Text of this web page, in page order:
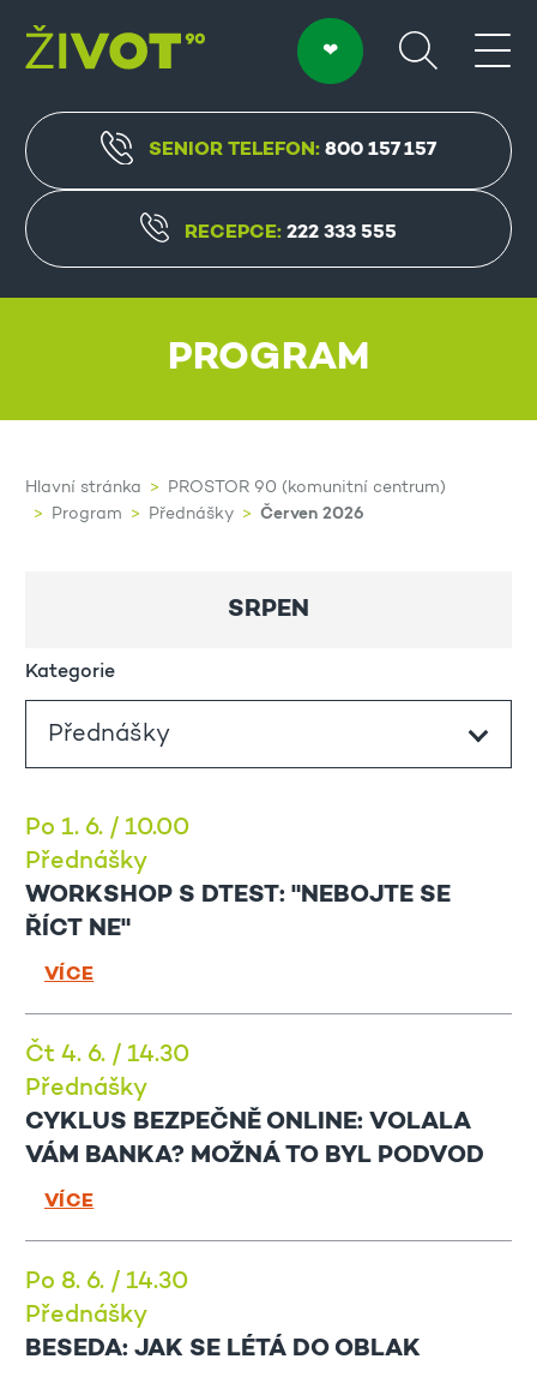
SENIOR TELEFON:800 157 157
RECEPCE:222 333 555
PROGRAM
Hlavní stránka
PROSTOR 90 (komunitní centrum)
Program
Přednášky Červen 2026
SRPEN
Kategorie
Po 1. 6. / 10.00
Přednášky
WORKSHOP S DTEST: "NEBOJTE SE
ŘÍCT NE"
VÍCE
Čt 4. 6. / 14.30
Přednášky
CYKLUS BEZPEČNĚ ONLINE: VOLALA
VÁM BANKA? MOŽNÁ TO BYL PODVOD
VÍCE
Po 8. 6. / 14.30
Přednášky
BESEDA: JAK SE LÉTÁ DO OBLAK